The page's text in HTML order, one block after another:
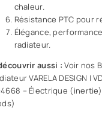
chaleur.
Résistance PTC pour
Élégance,
radiateur.
aussi : Voir nos
VARELA DESIGN |
– Électrique